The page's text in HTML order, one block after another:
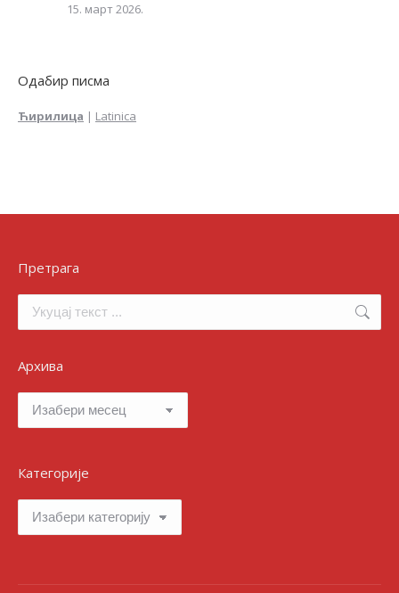
15. март 2026.
Одабир писма
Ћирилица | Latinica
Претрага
Архива
Категорије